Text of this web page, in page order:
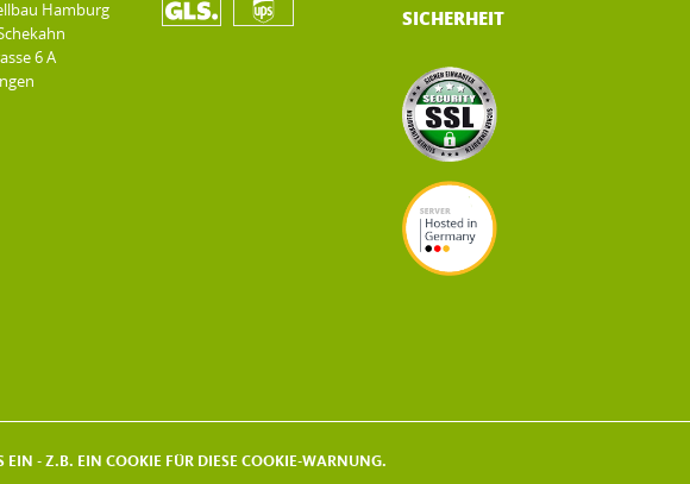
EIN - Z.B. EIN COOKIE FÜR DIESE COOKIE-WARNUNG.
Hamburg
6 A
SICHERHEIT